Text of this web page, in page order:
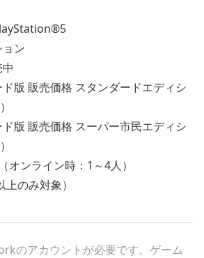
ョン
ド版 販売価格 スタンダードエディシ
売価格 スーパー市民エディシ
オンライン時：1～4人）
上のみ対象）
のアカウントが必要です。ゲーム